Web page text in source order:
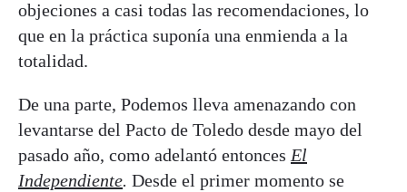
objeciones a casi todas las recomendaciones, lo
que en la práctica suponía una enmienda a la
totalidad.
De una parte, Podemos lleva amenazando con
levantarse del Pacto de Toledo desde mayo del
pasado año, como adelantó entonces El
Independiente. Desde el primer momento se